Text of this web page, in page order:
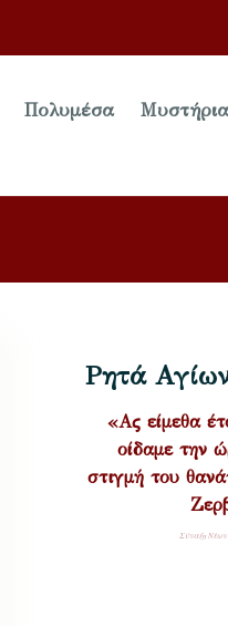
Πολυμέσα Μυστήρια
Ρητά
«Ας είμεθα
οίδαμε την
στιγμή του
Σύναξη